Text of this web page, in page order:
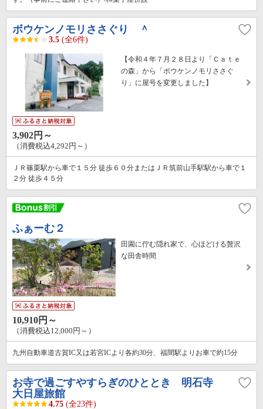
ボウケンノモリささぐり ＾
3.5 (全6件)
【令和４年７月２８日より「Ｃａｔｅ
の森」から「ボウケンノモリささぐ
り」に屋号を変更しました】
3,902円～
（消費税込4,292円～）
ＪＲ篠栗駅から車で１５分 徒歩６０分またはＪＲ筑前山手駅駅から車で１
２分 徒歩４５分
ふぁーむ２
田園に佇む隠れ家で、心ほどける贅沢
な田舎時間
10,910円～
（消費税込12,000円～）
九州自動車道古賀IC又は若宮ICより各約30分、福間駅よりお車で約15分
お寺で過ごすやすらぎのひととき 明石寺
大日屋旅館
4.75 (全23件)